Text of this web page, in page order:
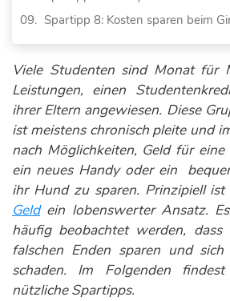
Spartipp 8: Kosten sparen beim
Viele Studenten sind Monat für
Leistungen, einen
ihrer Eltern angewiesen. Diese
ist meistens chronisch pleite und
nach Möglichkeiten, Geld für eine
ein neues Handy oder ein
ihr Hund zu sparen. Prinzipiell ist
Geldein lobenswerter Ansatz.
häufig beobachtet werden,
falschen Enden sparen und
schaden. Im Folgenden
nützliche Spartipps.